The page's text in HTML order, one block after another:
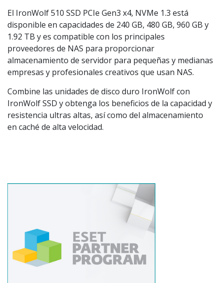
El IronWolf 510 SSD PCIe Gen3 x4, NVMe 1.3 está
disponible en capacidades de 240 GB, 480 GB, 960 GB y
1.92 TB y es compatible con los principales
proveedores de NAS para proporcionar
almacenamiento de servidor para pequeñas y medianas
empresas y profesionales creativos que usan NAS.
Combine las unidades de disco duro IronWolf con
IronWolf SSD y obtenga los beneficios de la capacidad y
resistencia ultras altas, así como del almacenamiento
en caché de alta velocidad.